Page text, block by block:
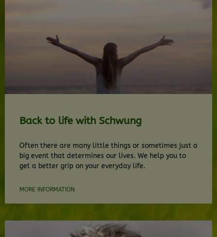
Back to life with Schwung
Often there are many little things or sometimes just a
big event that determines our lives. We help you to
get a better grip on your everyday life.
MORE INFORMATION